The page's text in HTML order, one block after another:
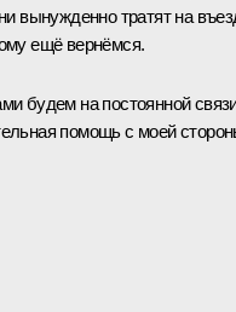
вынужденно тратят на
ещё вернёмся.
будем на постоянной
помощь с моей